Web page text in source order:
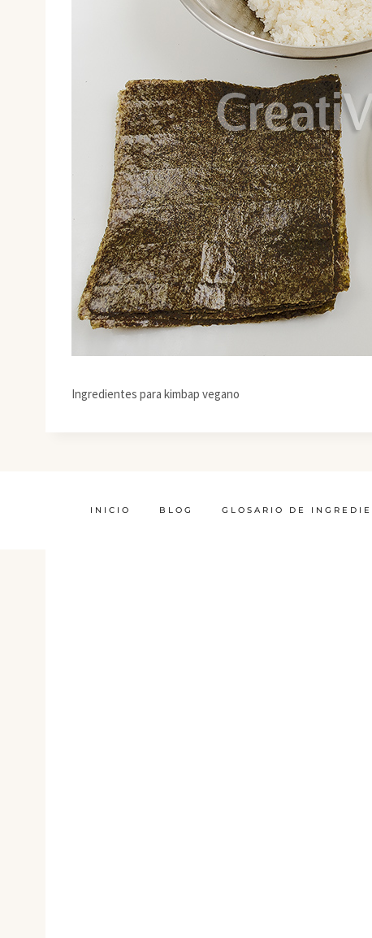
Ingredientes para kimbap vegano
INICIO BLOG GLOSARIO DE